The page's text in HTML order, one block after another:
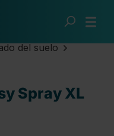
del suelo
Spray XL